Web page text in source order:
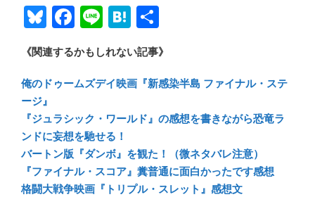
Bl
u
e
sk
y
F
ac
e
b
ok
Li
n
e
H
at
e
n
a
有
《関連するかもしれない記事》
俺のドゥームズデイ映画『新感染半島 ファイナル・ステ
ージ』
『ジュラシック・ワールド』の感想を書きながら恐竜ラ
ンドに妄想を馳せる！
バートン版『ダンボ』を観た！（微ネタバレ注意）
『ファイナル・スコア』糞普通に面白かったです感想
格闘大戦争映画『トリプル・スレット』感想文